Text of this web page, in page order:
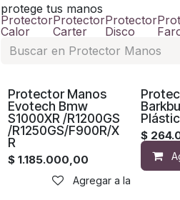
protege tus manos
Protector
Calor
Protector
Carter
Protector
Disco
Protector Manos
Evotech Bmw
S1000XR /R1200GS
/R1250GS/F900R/X
R
$ 1.185.000,00
Agregar a la lista de
$